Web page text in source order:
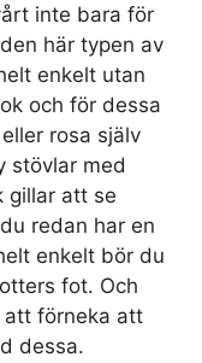
inte bara för
här typen av
enkelt utan
och för dessa
rosa själv
stövlar med
gillar att se
redan har en
enkelt bör du
fot. Och
förneka att
dessa.